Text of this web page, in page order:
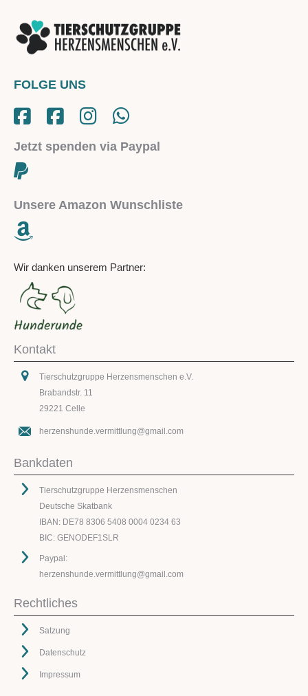
FOLGE UNS
Jetzt spenden via Paypal
Unsere Amazon Wunschliste
Wir danken unserem Partner:
Kontakt
Tierschutzgruppe Herzensmenschen e.V.
Brabandstr. 11
29221 Celle
herzenshunde.vermittlung@gmail.com
Bankdaten
Tierschutzgruppe Herzensmenschen
Deutsche Skatbank
IBAN: DE78 8306 5408 0004 0234 63
BIC: GENODEF1SLR
Paypal:
herzenshunde.vermittlung@gmail.com
Rechtliches
Satzung
Datenschutz
Impressum